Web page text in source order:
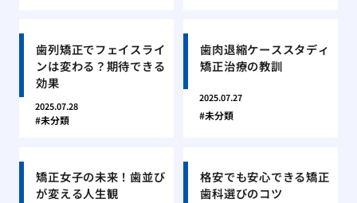
歯列矯正でフェイスライ
ンは変わる？期待できる
効果
2025.07.28
未分類
歯肉退縮ケーススタディ
矯正治療の教訓
2025.07.27
未分類
矯正女子の未来！歯並び
が変える人生観
格安でも安心できる矯正
歯科選びのコツ